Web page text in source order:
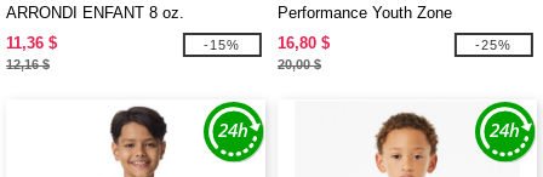
ARRONDI ENFANT 8 oz.
11,36 $
12,16 $
-15%
Performance Youth Zone
16,80 $
20,00 $
-25%